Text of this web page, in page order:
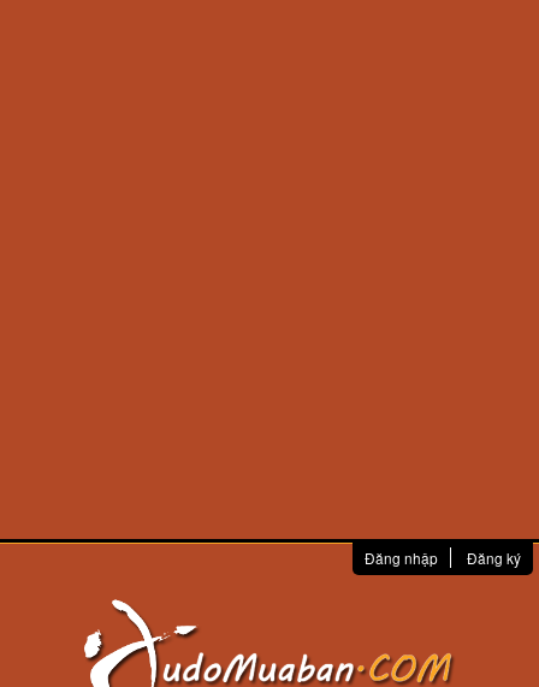
Đăng nhập Đăng ký